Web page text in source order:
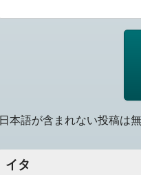
日本語が含まれない投稿は
イタ